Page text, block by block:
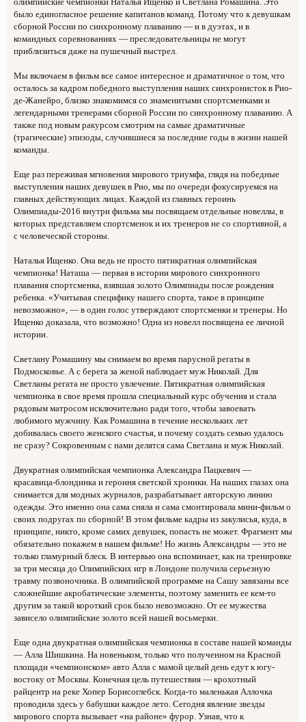
было единогласное решение капитанов команд. Потому что к девушкам
сборной России по синхронному плаванию — и в дуэтах, и в
командных соревнованиях — преследовательницы не могут
приблизиться даже на пушечный выстрел.
Мы включаем в фильм все самое интересное и драматичное о том, что
осталось за кадром победного выступления наших синхронисток в Рио-
де-Жанейро, близко знакомимся со знаменитыми спортсменками и
легендарными тренерами сборной России по синхронному плаванию. А
также под новым ракурсом смотрим на самые драматичные
(трагические) эпизоды, случившиеся за последние годы в жизни нашей
команды.
Еще раз переживая мгновения мирового триумфа, глядя на победные
выступления наших девушек в Рио, мы по очереди фокусируемся на
главных действующих лицах. Каждой из главных героинь
Олимпиады-2016 внутри фильма мы посвящаем отдельные новеллы, в
которых представляем спортсменок и их тренеров не со спортивной, а
с человеческой стороны.
Наталья Ищенко. Она ведь не просто пятикратная олимпийская
чемпионка! Наташа — первая в истории мирового синхронного
плавания спортсменка, взявшая золото Олимпиады после рождения
ребенка. «Учитывая специфику нашего спорта, такое в принципе
невозможно», — в один голос утверждают спортсменки и тренеры. Но
Ищенко доказала, что возможно! Одна из новелл посвящена ее личной
истории.
Светлану Ромашину мы снимаем во время парусной регаты в
Подмосковье. А с берега за женой наблюдает муж Николай. Для
Светланы регата не просто увлечение. Пятикратная олимпийская
чемпионка в свое время прошла специальный курс обучения и стала
рядовым матросом исключительно ради того, чтобы завоевать
любимого мужчину. Как Ромашина в течение нескольких лет
добивалась своего женского счастья, и почему создать семью удалось
не сразу? Сокровенным с нами делятся сама Светлана и муж Николай.
Двукратная олимпийская чемпионка Александра Пацкевич —
красавица-блондинка и героиня светской хроники. На наших глазах она
снимается для модных журналов, разрабатывает авторскую линию
одежды. Это именно она сама сняла и сама смонтировала мини-фильм о
своих подругах по сборной! В этом фильме кадры из закулисья, куда, в
принципе, никто, кроме самих девушек, попасть не может. Фрагмент мы
обязательно покажем в нашем фильме! Но жизнь Александры — это не
только гламурный блеск. В интервью она вспоминает, как на тренировке
за три месяца до Олимпийских игр в Лондоне получила серьезную
травму позвоночника. В олимпийской программе на Сашу завязаны все
сложнейшие акробатические элементы, поэтому заменить ее кем-то
другим за такой короткий срок было невозможно. От ее мужества
зависело олимпийские золото всей нашей восьмерки.
Еще одна двукратная олимпийская чемпионка в составе нашей команды
— Алла Шишкина. На новеньком, только что полученном на Красной
площади «чемпионском» авто Алла с мамой целый день едут к югу-
востоку от Москвы. Конечная цель путешествия — крохотный
райцентр на реке Хопер Борисоглебск. Когда-то маленькая Аллочка
проводила здесь у бабушки каждое лето. Сегодня явление звезды
мирового спорта вызывает «на районе» фурор. Узнав, что к